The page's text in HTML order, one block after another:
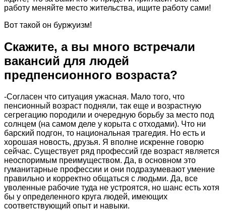
работу меняйте место жительства, ищите работу сами!
Вот такой он буржуизм!
Скажите, а вы много встречали
вакансий для людей
предпенсионного возраста?
-Согласен что ситуация ужасная. Мало того, что
пенсионный возраст подняли, так еще и возрастную
сегрегацию породили и очередную борьбу за место под
солнцем (на самом деле у корыта с отходами). Что ни
барский подгон, то национальная трагедия. Но есть и
хорошая новость, друзья. Я вполне искренне говорю
сейчас. Существует ряд профессий где возраст является
неоспоримым преимуществом. Да, в основном это
гуманитарные профессии и они подразумевают умение
правильно и корректно общаться с людьми. Да, все
уволенные рабочие туда не устроятся, но шанс есть хотя
бы у определенного круга людей, имеющих
соответствующий опыт и навыки.